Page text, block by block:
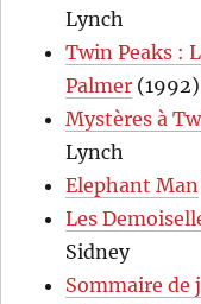
Lynch
Twin Peaks :
Palmer
Mystères à
Lynch
Elephant Man
Les
Sidney
Sommaire de